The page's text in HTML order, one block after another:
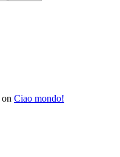
on Ciao mondo!